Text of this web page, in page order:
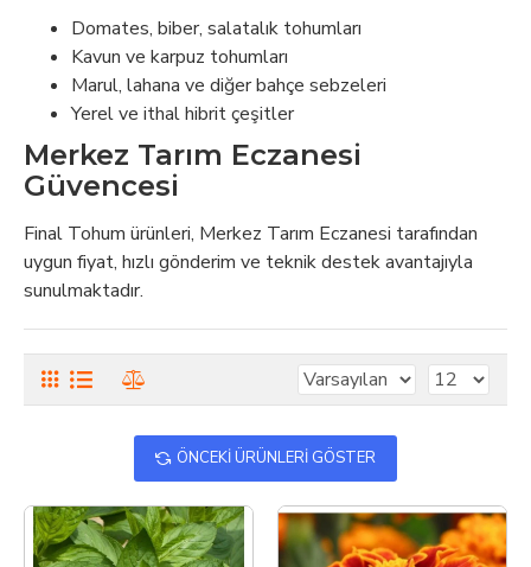
Domates, biber, salatalık tohumları
Kavun ve karpuz tohumları
Marul, lahana ve diğer bahçe sebzeleri
Yerel ve ithal hibrit çeşitler
Merkez Tarım Eczanesi
Güvencesi
Final Tohum ürünleri, Merkez Tarım Eczanesi tarafından
uygun fiyat, hızlı gönderim ve teknik destek avantajıyla
sunulmaktadır.
ÖNCEKI ÜRÜNLERI GÖSTER